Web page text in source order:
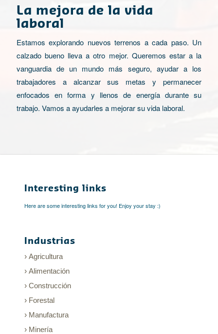
La mejora de la vida
laboral
Estamos explorando nuevos terrenos a cada paso. Un
calzado bueno lleva a otro mejor. Queremos estar a la
vanguardia de un mundo más seguro, ayudar a los
trabajadores a alcanzar sus metas y permanecer
enfocados en forma y llenos de energía durante su
trabajo. Vamos a ayudarles a mejorar su vida laboral.
Interesting links
Here are some interesting links for you! Enjoy your stay :)
Industrias
Agricultura
Alimentación
Construcción
Forestal
Manufactura
Minería